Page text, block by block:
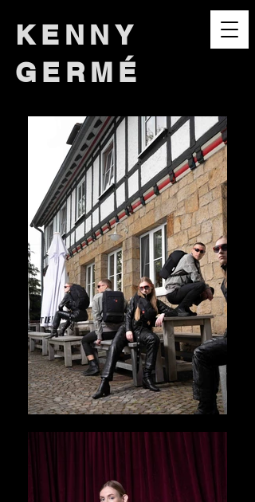
KENNY
GERMÉ